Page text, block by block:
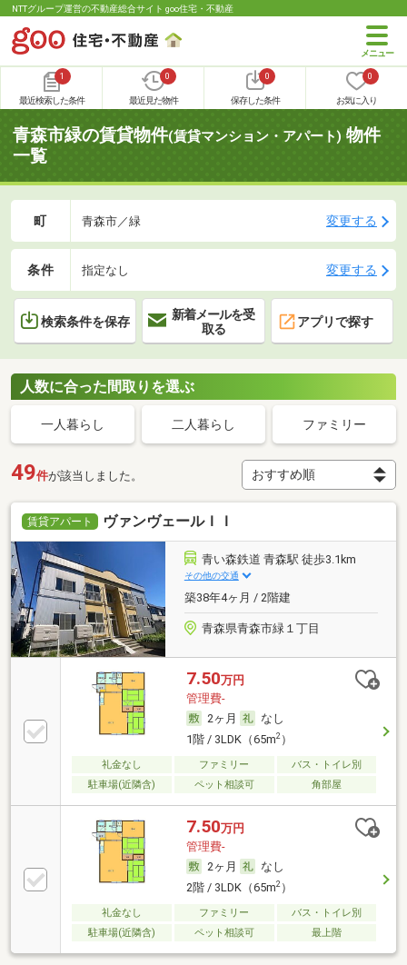
NTTグループ運営の不動産総合サイト goo住宅・不動産
1
最近検索した条件
0
最近見た物件
0
保存した条件
0
お気に入り
青森市緑の賃貸物件(賃貸マンション・アパート) 物件
一覧
町 青森市／緑 変更する
条件 指定なし 変更する
検索条件を保存
新着メールを受
取る
アプリで探す
人数に合った間取りを選ぶ
一人暮らし 二人暮らし ファミリー
49件が該当しました。
賃貸アパート ヴァンヴェールＩＩ
青い森鉄道 青森駅 徒歩3.1km
その他の交通
築38年4ヶ月 / 2階建
青森県青森市緑１丁目
7.50万円
管理費-
2ヶ月
なし
1階 / 3LDK（65m2）
礼金なし ファミリー
バス・トイレ別
駐車場(近隣含)
ペット相談可 角部屋
7.50万円
管理費-
2ヶ月
なし
2階 / 3LDK（65m2）
礼金なし ファミリー
バス・トイレ別
駐車場(近隣含)
ペット相談可 最上階